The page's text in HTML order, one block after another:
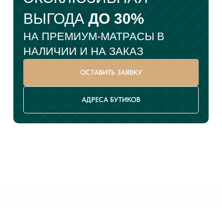
ВЫГОДА ДО 30%
НА ПРЕМИУМ-МАТРАСЫ В
НАЛИЧИИ И НА ЗАКАЗ
ОСТАВИТЬ ЗАЯВКУ
АДРЕСА БУТИКОВ